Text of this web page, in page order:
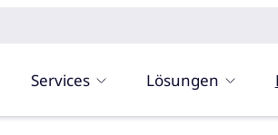
Services Lösungen